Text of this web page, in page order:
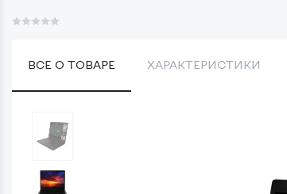
ВСЕ О ТОВАРЕ ХАРАКТЕРИСТИКИ